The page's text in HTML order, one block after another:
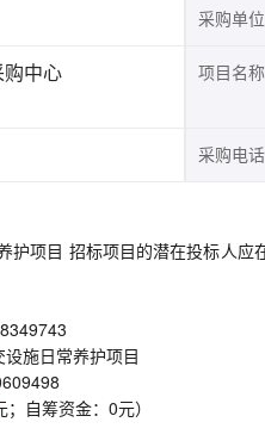
采购单位
中心 项目名称
采购电话
护项目 招标项目的潜在投标人
施日常养护项目
；自筹资金：0元）